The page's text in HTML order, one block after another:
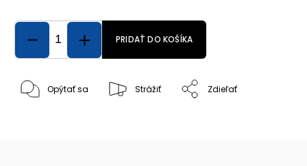
PRIDAŤ DO KOŠÍKA
Opýtať sa Strážiť Zdieľať